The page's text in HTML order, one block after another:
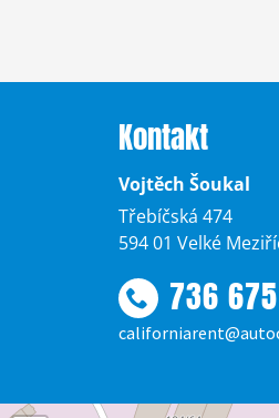
Kontakt
Vojtěch Šoukal
Třebíčská 474
594 01 Velké
736